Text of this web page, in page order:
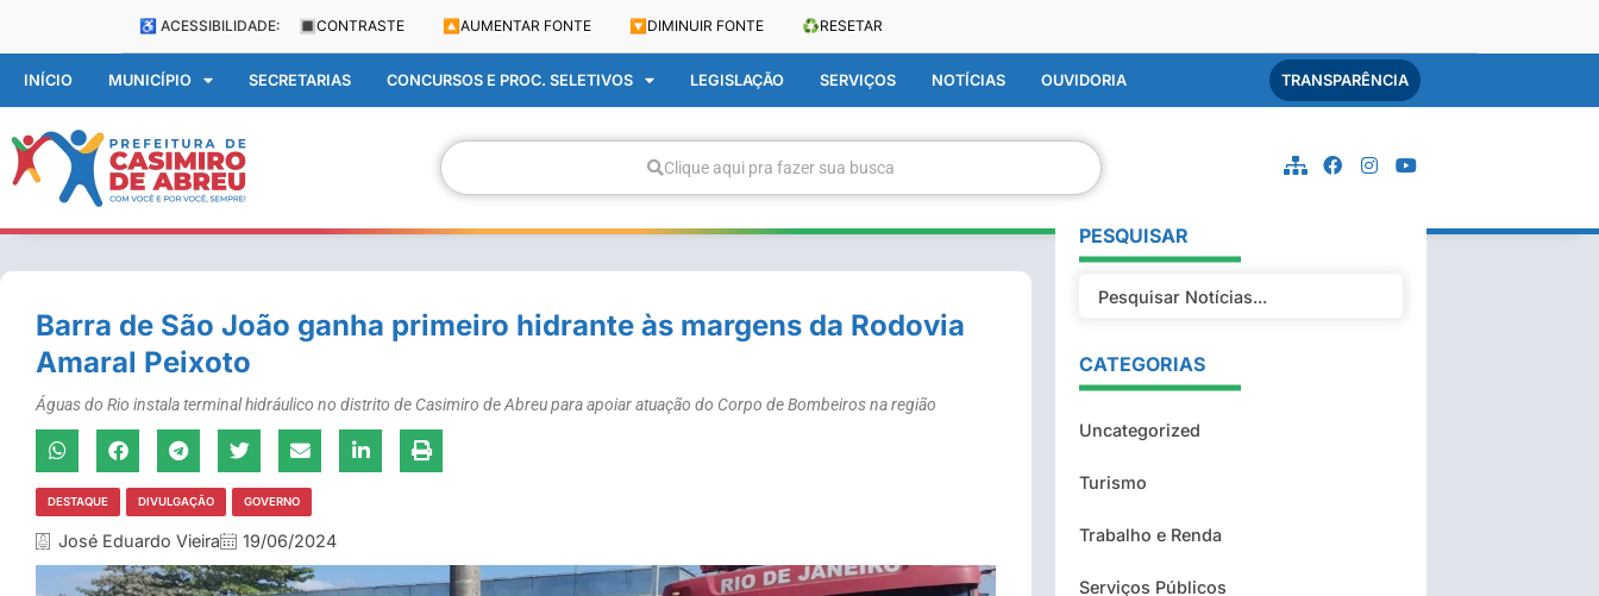
♿ ACESSIBILIDADE: 🔳 CONTRASTE 🔼 AUMENTAR FONTE 🔽 DIMINUIR FONTE ♻️RESETAR
INÍCIO MUNICÍPIO SECRETARIAS CONCURSOS E PROC. SELETIVOS LEGISLAÇÃO SERVIÇOS NOTÍCIAS OUVIDORIA TRANSPARÊNCIA
Clique aqui pra fazer sua busca
Barra de São João ganha primeiro hidrante às margens da Rodovia
Amaral Peixoto
Águas do Rio instala terminal hidráulico no distrito de Casimiro de Abreu para apoiar atuação do Corpo de Bombeiros na região
DESTAQUE DIVULGAÇÃO GOVERNO
José Eduardo Vieira 19/06/2024
PESQUISAR
CATEGORIAS
Uncategorized
Turismo
Trabalho e Renda
Serviços Públicos